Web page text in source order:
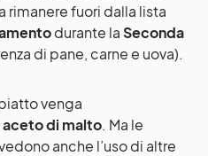
rimanere fuori dalla lista
durante laSeconda
di pane, carne e uova).
venga
aceto di malto. Ma le
anche l’uso di altre